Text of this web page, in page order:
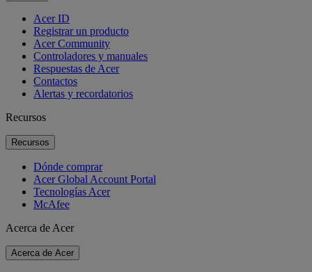
Acer ID
Registrar un producto
Acer Community
Controladores y manuales
Respuestas de Acer
Contactos
Alertas y recordatorios
Recursos
Recursos
Dónde comprar
Acer Global Account Portal
Tecnologías Acer
McAfee
Acerca de Acer
Acerca de Acer